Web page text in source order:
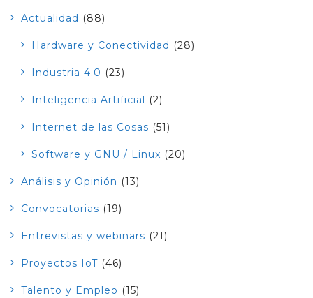
Actualidad (88)
Hardware y Conectividad (28)
Industria 4.0 (23)
Inteligencia Artificial (2)
Internet de las Cosas (51)
Software y GNU / Linux (20)
Análisis y Opinión (13)
Convocatorias (19)
Entrevistas y webinars (21)
Proyectos IoT (46)
Talento y Empleo (15)